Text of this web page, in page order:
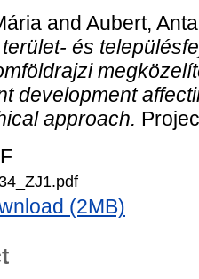
and Aubert,
terület- és
development
approach.
(2MB)